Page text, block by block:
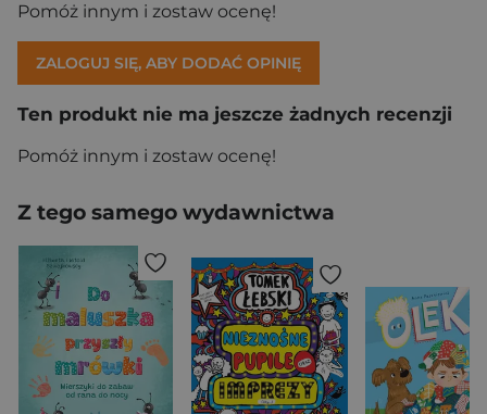
Pomóż innym i zostaw ocenę!
ZALOGUJ SIĘ, ABY DODAĆ OPINIĘ
Ten produkt nie ma jeszcze żadnych recenzji
Pomóż innym i zostaw ocenę!
Z tego samego wydawnictwa